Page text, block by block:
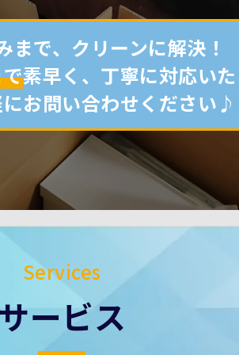
まで、クリーンに解決！
素早く、丁寧に対応い
お問い合わせください♪
Services
サービス